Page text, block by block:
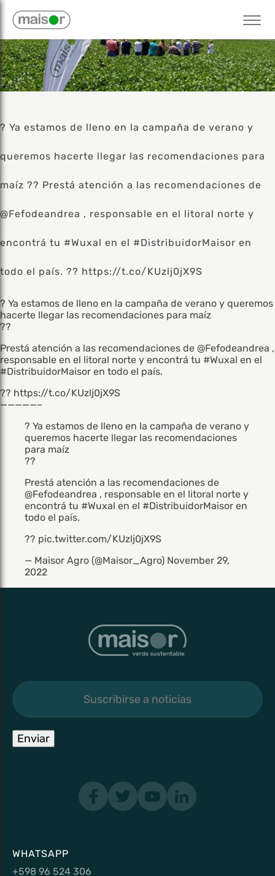
? Ya estamos de lleno en la campaña de verano y
queremos hacerte llegar las recomendaciones para
maíz ?? Prestá atención a las recomendaciones de
@Fefodeandrea , responsable en el litoral norte y
encontrá tu #Wuxal en el #DistribuidorMaisor en
todo el país. ?? https://t.co/KUzlj0jX9S
? Ya estamos de lleno en la campaña de verano y queremos
hacerte llegar las recomendaciones para maíz
??
Prestá atención a las recomendaciones de @Fefodeandrea ,
responsable en el litoral norte y encontrá tu #Wuxal en el
#DistribuidorMaisor en todo el país.
?? https://t.co/KUzlj0jX9S
—————–
? Ya estamos de lleno en la campaña de verano y
queremos hacerte llegar las recomendaciones
para maíz
??
Prestá atención a las recomendaciones de
@Fefodeandrea , responsable en el litoral norte y
encontrá tu #Wuxal en el #DistribuidorMaisor en
todo el país.
?? pic.twitter.com/KUzlj0jX9S
— Maisor Agro (@Maisor_Agro) November 29,
2022
Enviar
WHATSAPP
+598 96 524 306